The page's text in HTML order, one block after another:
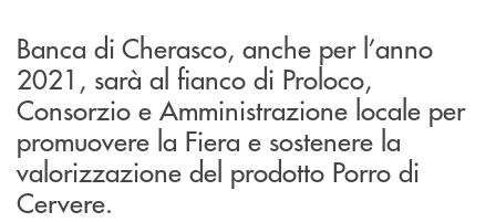
Banca di Cherasco, anche per l’anno
2021, sarà al fianco di Proloco,
Consorzio e Amministrazione locale per
promuovere la Fiera e sostenere la
valorizzazione del prodotto Porro di
Cervere.